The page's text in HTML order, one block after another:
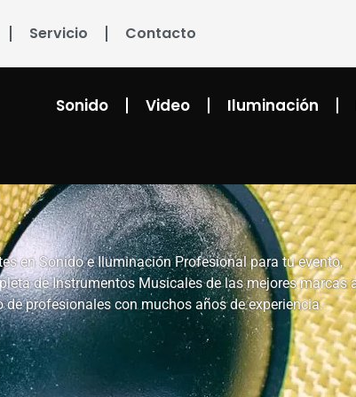
Servicio Contacto
Sonido Video Iluminación
en Sonido e Iluminación Profesional para tu evento,
de Instrumentos Musicales de las mejores marcas
profesionales con muchos años de experiencia.